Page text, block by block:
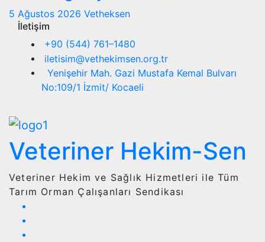
5 Ağustos 2026 Vetheksen
İletişim
+90 (544) 761–1480
iletisim@vethekimsen.org.tr
Yenişehir Mah. Gazi Mustafa Kemal Bulvarı
No:109/1 İzmit/ Kocaeli
Veteriner Hekim-Sen
Veteriner Hekim ve Sağlık Hizmetleri ile Tüm
Tarım Orman Çalışanları Sendikası